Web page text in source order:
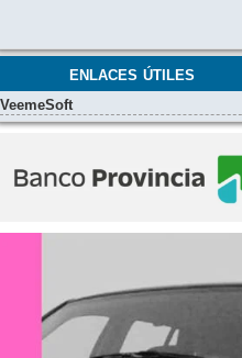
enlaces útiles
VeemeSoft